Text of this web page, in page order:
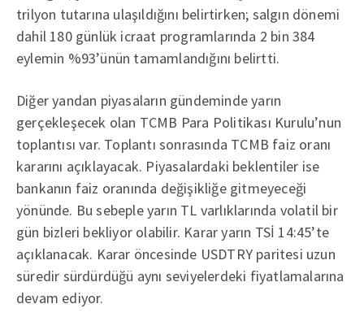
trilyon tutarına ulaşıldığını belirtirken; salgın dönemi
dahil 180 günlük icraat programlarında 2 bin 384
eylemin %93’ünün tamamlandığını belirtti.
Diğer yandan piyasaların gündeminde yarın
gerçekleşecek olan TCMB Para Politikası Kurulu’nun
toplantısı var. Toplantı sonrasında TCMB faiz oranı
kararını açıklayacak. Piyasalardaki beklentiler ise
bankanın faiz oranında değişikliğe gitmeyeceği
yönünde. Bu sebeple yarın TL varlıklarında volatil bir
gün bizleri bekliyor olabilir. Karar yarın TSİ 14:45’te
açıklanacak. Karar öncesinde USDTRY paritesi uzun
süredir sürdürdüğü aynı seviyelerdeki fiyatlamalarına
devam ediyor.